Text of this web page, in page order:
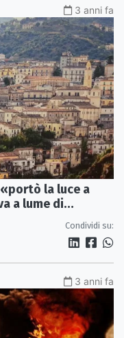
3 anni fa
«portò la luce a
a lume di
Condividi su:
3 anni fa